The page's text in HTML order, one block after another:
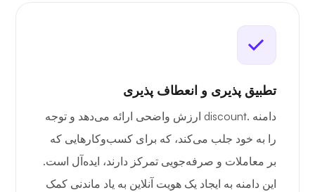
تطبیق پذیری و انعطاف پذیری
دامنه .discount ارزش واضحی ارائه می‌دهد و توجه
را به خود جلب می‌کند، که برای کسب‌وکارهایی که
بر معاملات و صرفه‌جویی تمرکز دارند، ایده‌آل است.
این دامنه به ایجاد یک هویت آنلاین به یاد ماندنی کمک